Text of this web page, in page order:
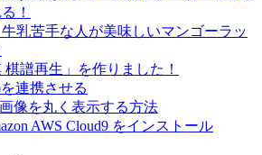
！
牛乳苦手な人が美味しいマンゴーラッ
棋譜再生」を作りました！
連携させる
像を丸く表示する方法
AWS Cloud9 をインストール